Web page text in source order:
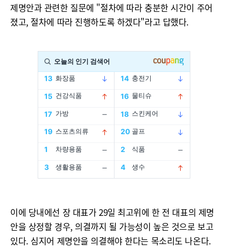
제명안과 관련한 질문에 "절차에 따라 충분한 시간이 주어
졌고, 절차에 따라 진행하도록 하겠다"라고 답했다.
이에 당내에선 장 대표가 29일 최고위에 한 전 대표의 제명
안을 상정할 경우, 의결까지 될 가능성이 높은 것으로 보고
있다. 심지어 제명안을 의결해야 한다는 목소리도 나온다.